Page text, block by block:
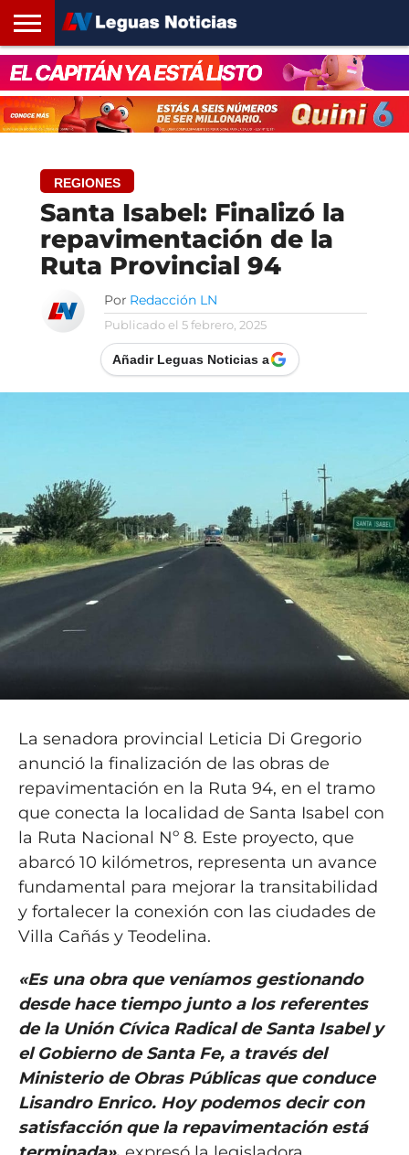
INICIO
SANTA
FE
ROSARIO24
REGIONES
ARGENTINA
OPINIÓN
CONTACTO
REGIONES
Santa Isabel: Finalizó la
repavimentación de la
Ruta Provincial 94
Por Redacción LN
Publicado el 5 febrero, 2025
Añadir Leguas Noticias a
La senadora provincial Leticia Di Gregorio
anunció la finalización de las obras de
repavimentación en la Ruta 94, en el tramo
que conecta la localidad de Santa Isabel con
la Ruta Nacional Nº 8. Este proyecto, que
abarcó 10 kilómetros, representa un avance
fundamental para mejorar la transitabilidad
y fortalecer la conexión con las ciudades de
Villa Cañás y Teodelina.
«Es una obra que veníamos gestionando
desde hace tiempo junto a los referentes
de la Unión Cívica Radical de Santa Isabel y
el Gobierno de Santa Fe, a través del
Ministerio de Obras Públicas que conduce
Lisandro Enrico. Hoy podemos decir con
satisfacción que la repavimentación está